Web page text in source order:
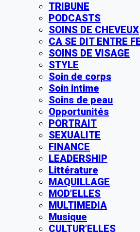
TRIBUNE
PODCASTS
SOINS DE CHEVEUX
CA SE DIT ENTRE
SOINS DE VISAGE
STYLE
Soin de corps
Soin intime
Soins de peau
Opportunités
PORTRAIT
SEXUALITE
FINANCE
LEADERSHIP
Littérature
MAQUILLAGE
MOD’ELLES
MULTIMEDIA
Musique
CULTUR’ELLES